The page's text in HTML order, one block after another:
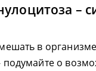
–
в организме
о